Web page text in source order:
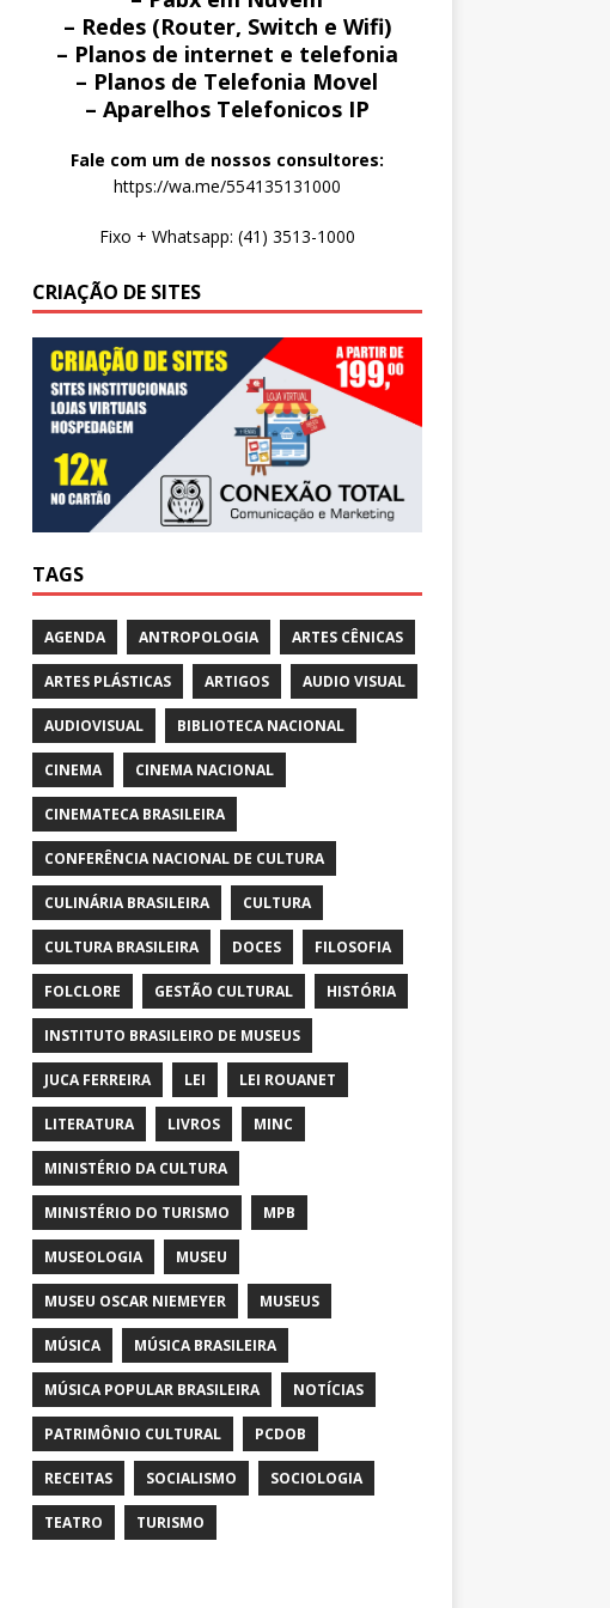
– Redes (Router, Switch e Wifi)
– Planos de internet e telefonia
– Planos de Telefonia Movel
– Aparelhos Telefonicos IP
Fale com um de nossos consultores:
https://wa.me/554135131000
Fixo + Whatsapp: (41) 3513-1000
CRIAÇÃO DE SITES
TAGS
AGENDA ANTROPOLOGIA ARTES CÊNICAS
ARTES PLÁSTICAS ARTIGOS AUDIO VISUAL
AUDIOVISUAL BIBLIOTECA NACIONAL
CINEMA CINEMA NACIONAL
CINEMATECA BRASILEIRA
CONFERÊNCIA NACIONAL DE CULTURA
CULINÁRIA BRASILEIRA CULTURA
CULTURA BRASILEIRA DOCES FILOSOFIA
FOLCLORE GESTÃO CULTURAL HISTÓRIA
INSTITUTO BRASILEIRO DE MUSEUS
JUCA FERREIRA LEI LEI ROUANET
LITERATURA LIVROS MINC
MINISTÉRIO DA CULTURA
MINISTÉRIO DO TURISMO MPB
MUSEOLOGIA MUSEU
MUSEU OSCAR NIEMEYER MUSEUS
MÚSICA MÚSICA BRASILEIRA
MÚSICA POPULAR BRASILEIRA NOTÍCIAS
PATRIMÔNIO CULTURAL PCDOB
RECEITAS SOCIALISMO SOCIOLOGIA
TEATRO TURISMO